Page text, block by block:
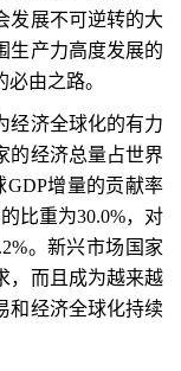
发展不可逆转的大
生产力高度发展的
由之路。
济全球化的有力
的经济总量占世界
GDP增量的贡献率
比重为30.0%，对
。新兴市场国家
，而且成为越来越
和经济全球化持续